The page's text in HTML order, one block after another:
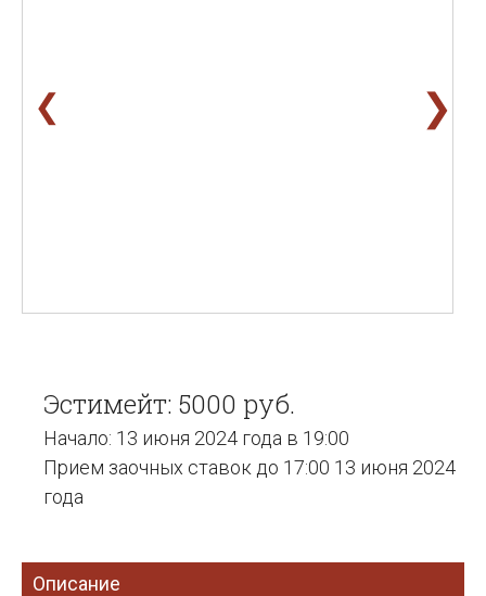
❮ ❯
Эстимейт: 5000 руб.
Начало: 13 июня 2024 года в 19:00
Прием заочных ставок до 17:00 13 июня 2024
года
Описание